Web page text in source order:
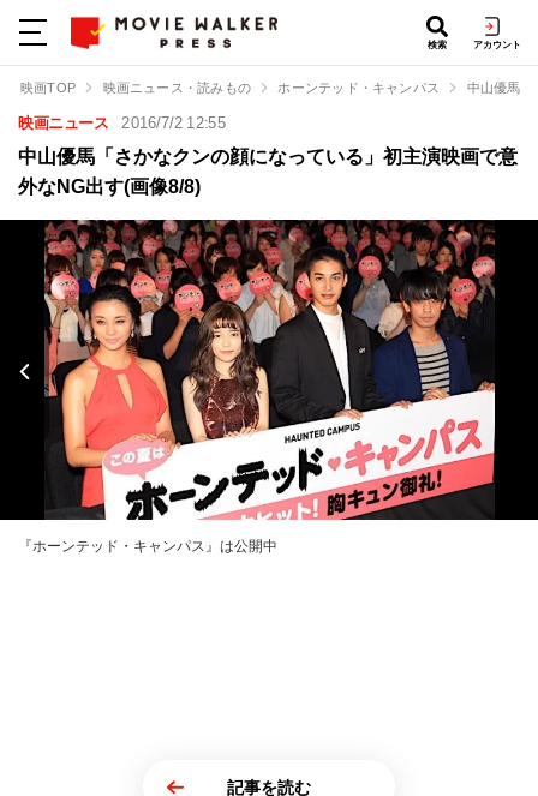
検索 アカウント
映画TOP 映画ニュース・読みもの ホーンテッド・キャンパス 中山優馬「
映画ニュース 2016/7/2 12:55
中山優馬「さかなクンの顔になっている」初主演映画で意
外なNG出す(画像8/8)
『ホーンテッド・キャンパス』は公開中
記事を読む